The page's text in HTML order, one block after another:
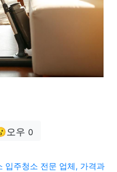
오우 0
입주청소 전문 업체, 가격과